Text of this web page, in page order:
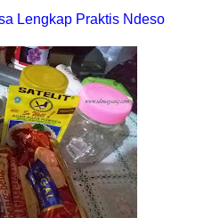
Lengkap Praktis Ndeso